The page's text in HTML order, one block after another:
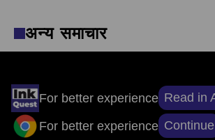
For better experience Read in
For better experience Continue
अन्य समाचार
संपादकों की पसंद